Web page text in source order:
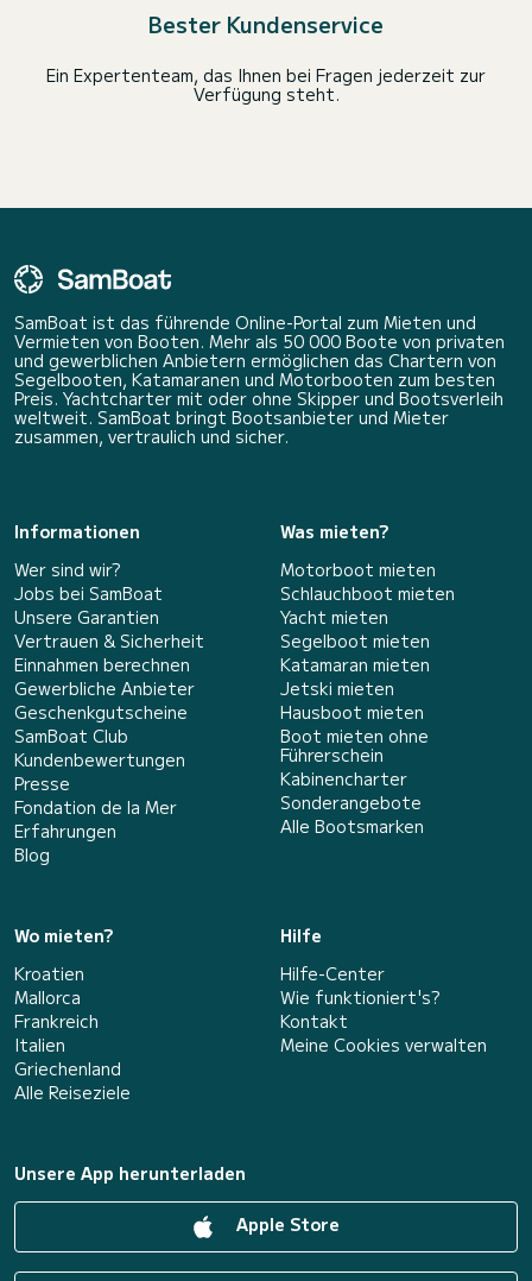
Bester Kundenservice
Ein Expertenteam, das Ihnen bei Fragen jederzeit zur
Verfügung steht.
SamBoat ist das führende Online-Portal zum Mieten und
Vermieten von Booten. Mehr als 50 000 Boote von privaten
und gewerblichen Anbietern ermöglichen das Chartern von
Segelbooten, Katamaranen und Motorbooten zum besten
Preis. Yachtcharter mit oder ohne Skipper und Bootsverleih
weltweit. SamBoat bringt Bootsanbieter und Mieter
zusammen, vertraulich und sicher.
Informationen
Wer sind wir?
Jobs bei SamBoat
Unsere Garantien
Vertrauen & Sicherheit
Einnahmen berechnen
Gewerbliche Anbieter
Geschenkgutscheine
SamBoat Club
Kundenbewertungen
Presse
Fondation de la Mer
Erfahrungen
Blog
Was mieten?
Motorboot mieten
Schlauchboot mieten
Yacht mieten
Segelboot mieten
Katamaran mieten
Jetski mieten
Hausboot mieten
Boot mieten ohne
Führerschein
Kabinencharter
Sonderangebote
Alle Bootsmarken
Wo mieten?
Kroatien
Mallorca
Frankreich
Italien
Griechenland
Alle Reiseziele
Hilfe
Hilfe-Center
Wie funktioniert's?
Kontakt
Meine Cookies verwalten
Unsere App herunterladen
Apple Store